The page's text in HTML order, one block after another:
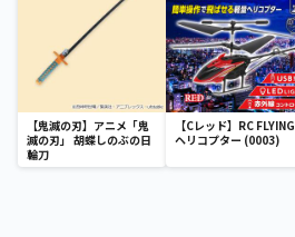
【鬼滅の刃】アニメ「鬼
滅の刃」 胡蝶しのぶの日
輪刀
【Cレッド】RC FLYING
ヘリコプター (0003)